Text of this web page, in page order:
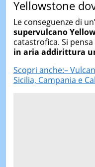
Yellowstone
Le conseguenze di
supervulcano
catastrofica. Si
in aria addirittura
Scopri anche:–
Sicilia, Campania e